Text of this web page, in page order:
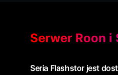
Serwer Roon i
Seria Flashstor jest